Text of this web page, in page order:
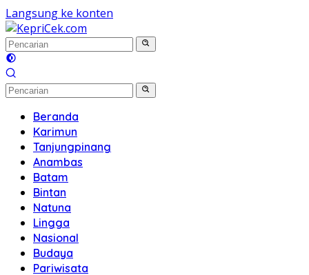
Langsung ke konten
Beranda
Karimun
Tanjungpinang
Anambas
Batam
Bintan
Natuna
Lingga
Nasional
Budaya
Pariwisata